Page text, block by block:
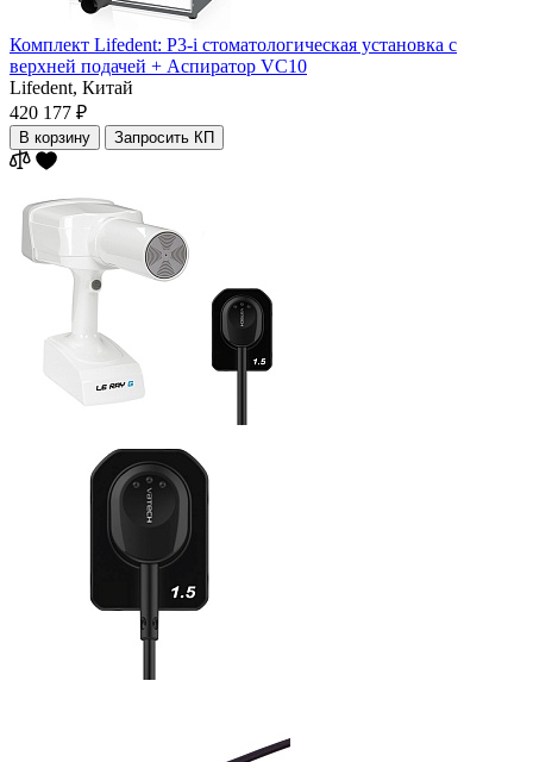
Комплект Lifedent: P3-i стоматологическая установка с
верхней подачей + Аспиратор VC10
Lifedent, Китай
420 177 ₽
В корзину Запросить КП